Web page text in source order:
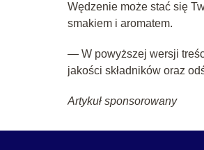
Wędzenie może stać się
smakiem i aromatem.
— W powyższej wersji
jakości składników oraz
Artykuł sponsorowany